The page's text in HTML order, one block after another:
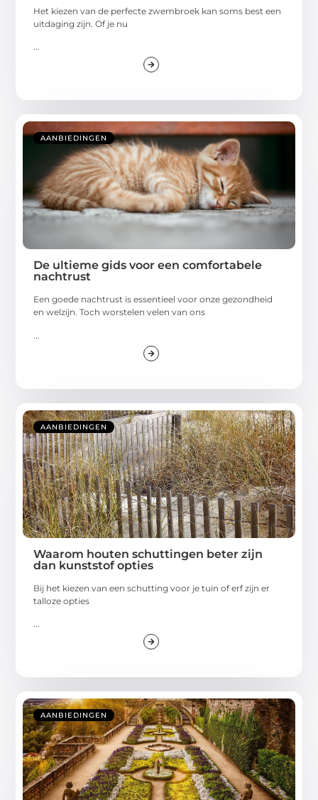
Het kiezen van de perfecte zwembroek kan soms best een
uitdaging zijn. Of je nu
...
AANBIEDINGEN
De ultieme gids voor een comfortabele
nachtrust
Een goede nachtrust is essentieel voor onze gezondheid
en welzijn. Toch worstelen velen van ons
AANBIEDINGEN
Waarom houten schuttingen beter zijn
dan kunststof opties
Bij het kiezen van een schutting voor je tuin of erf zijn er
talloze opties
...
AANBIEDINGEN